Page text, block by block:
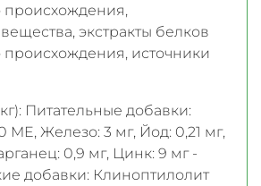
происхождения,
экстракты белков
происхождения, источники
кг): Питательные добавки:
ME, Железо: 3 мг, Йод: 0,21 мг,
0,9 мг, Цинк: 9 мг -
добавки: Клиноптилолит